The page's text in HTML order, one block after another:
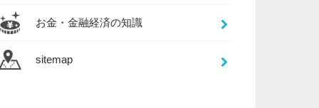
お金・金融経済の知識
sitemap